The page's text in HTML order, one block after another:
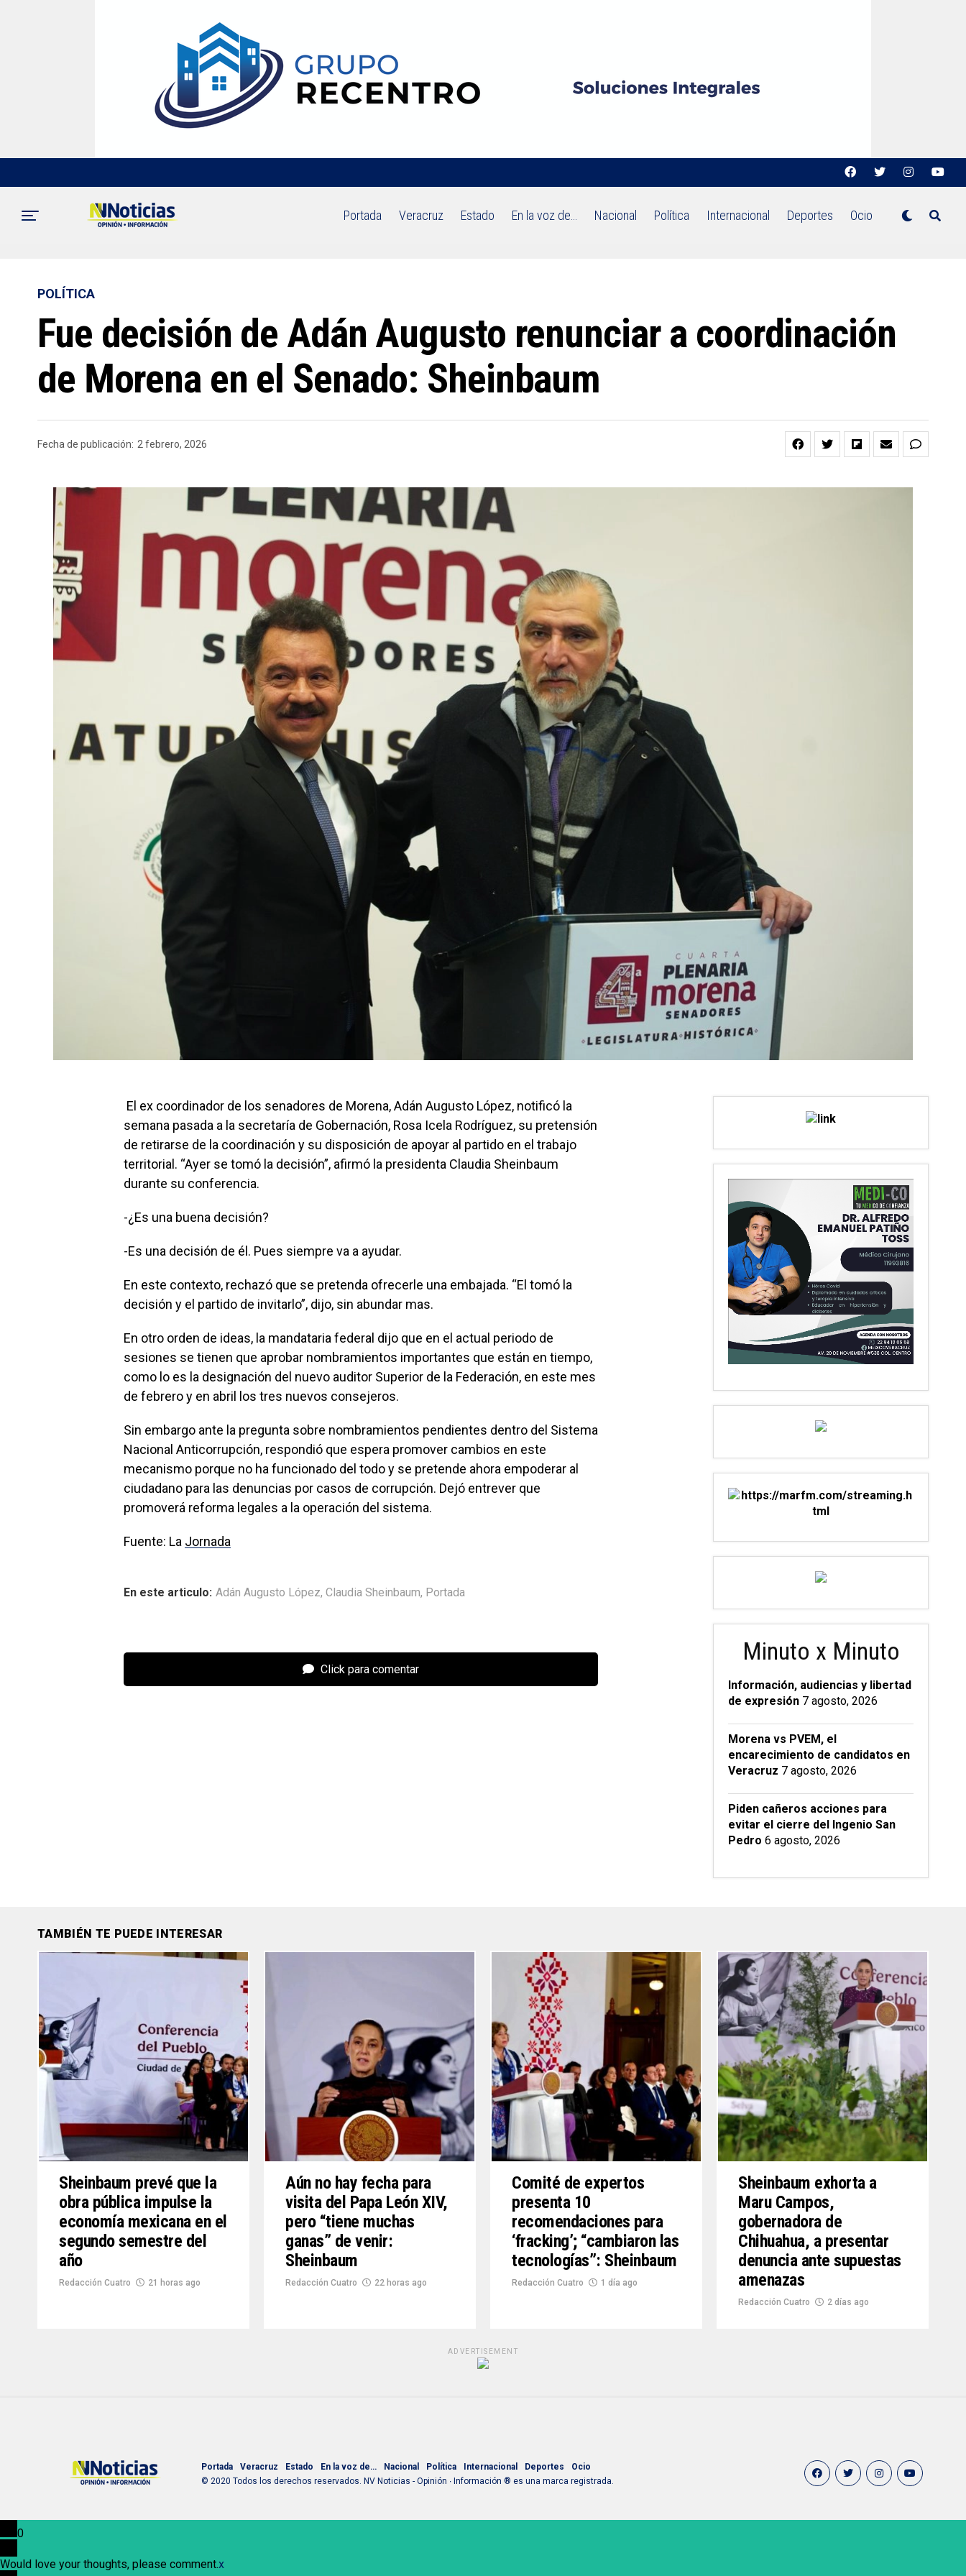
Portada Veracruz Estado En la voz de… Nacional Política Internacional Deportes Ocio
POLÍTICA
Fue decisión de Adán Augusto renunciar a coordinación
de Morena en el Senado: Sheinbaum
Fecha de publicación: 2 febrero, 2026
El ex coordinador de los senadores de Morena, Adán Augusto López, notificó la
semana pasada a la secretaría de Gobernación, Rosa Icela Rodríguez, su pretensión
de retirarse de la coordinación y su disposición de apoyar al partido en el trabajo
territorial. “Ayer se tomó la decisión”, afirmó la presidenta Claudia Sheinbaum
durante su conferencia.
-¿Es una buena decisión?
-Es una decisión de él. Pues siempre va a ayudar.
En este contexto, rechazó que se pretenda ofrecerle una embajada. “El tomó la
decisión y el partido de invitarlo”, dijo, sin abundar mas.
En otro orden de ideas, la mandataria federal dijo que en el actual periodo de
sesiones se tienen que aprobar nombramientos importantes que están en tiempo,
como lo es la designación del nuevo auditor Superior de la Federación, en este mes
de febrero y en abril los tres nuevos consejeros.
Sin embargo ante la pregunta sobre nombramientos pendientes dentro del Sistema
Nacional Anticorrupción, respondió que espera promover cambios en este
mecanismo porque no ha funcionado del todo y se pretende ahora empoderar al
ciudadano para las denuncias por casos de corrupción. Dejó entrever que
promoverá reforma legales a la operación del sistema.
Fuente: La Jornada
En este articulo: Adán Augusto López, Claudia Sheinbaum, Portada
Click para comentar
Minuto x Minuto
Información, audiencias y libertad
de expresión 7 agosto, 2026
Morena vs PVEM, el
encarecimiento de candidatos en
Veracruz 7 agosto, 2026
Piden cañeros acciones para
evitar el cierre del Ingenio San
Pedro 6 agosto, 2026
TAMBIÉN TE PUEDE INTERESAR
Sheinbaum prevé que la
obra pública impulse la
economía mexicana en el
segundo semestre del
año
Redacción Cuatro 21 horas ago
Aún no hay fecha para
visita del Papa León XIV,
pero “tiene muchas
ganas” de venir:
Sheinbaum
Redacción Cuatro 22 horas ago
Comité de expertos
presenta 10
recomendaciones para
‘fracking’; “cambiaron las
tecnologías”: Sheinbaum
Redacción Cuatro 1 día ago
Sheinbaum exhorta a
Maru Campos,
gobernadora de
Chihuahua, a presentar
denuncia ante supuestas
amenazas
Redacción Cuatro 2 días ago
ADVERTISEMENT
Portada Veracruz Estado En la voz de… Nacional Política Internacional Deportes
Ocio
© 2020 Todos los derechos reservados. NV Noticias - Opinión ∙ Información ® es una marca registrada.
0
Would love your thoughts, please comment.x